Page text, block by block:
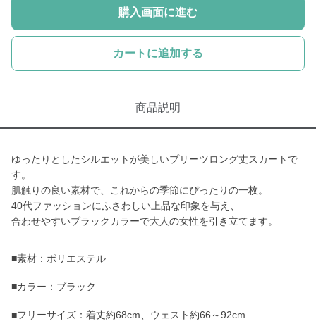
購入画面に進む
カートに追加する
商品説明
ゆったりとしたシルエットが美しいプリーツロング丈スカートで
す。
肌触りの良い素材で、これからの季節にぴったりの一枚。
40代ファッションにふさわしい上品な印象を与え、
合わせやすいブラックカラーで大人の女性を引き立てます。
■素材：ポリエステル
■カラー：ブラック
■フリーサイズ：着丈約68cm、ウェスト約66～92cm